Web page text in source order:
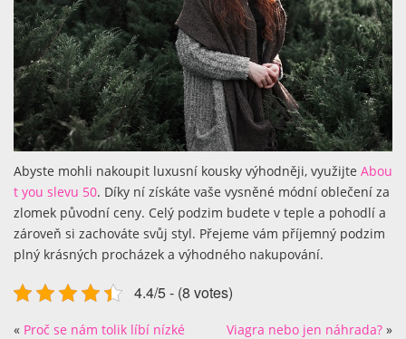
Abyste mohli nakoupit luxusní kousky výhodněji, využijte Abou
t you slevu 50. Díky ní získáte vaše vysněné módní oblečení za
zlomek původní ceny. Celý podzim budete v teple a pohodlí a
zároveň si zachováte svůj styl. Přejeme vám příjemný podzim
plný krásných procházek a výhodného nakupování.
4.4/5 - (8 votes)
« Proč se nám tolik líbí nízké
Viagra nebo jen náhrada? »